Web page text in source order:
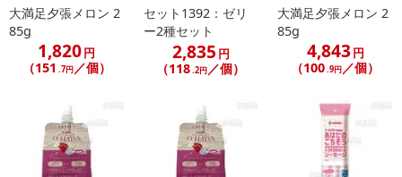
大満足夕張メロン 2
85g
1,820円
（151 .7円／個）
セット1392：ゼリ
ー2種セット
2,835 円
（118 .2円 ／個）
大満足夕張メロン 2
85g
4,843円
（100 .9円 ／個）